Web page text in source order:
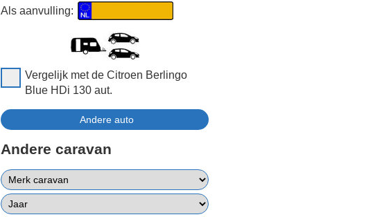
Als aanvulling:
Vergelijk met de Citroen Berlingo
Blue HDi 130 aut.
Andere caravan